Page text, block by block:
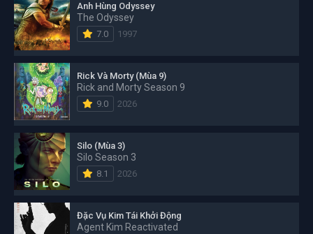
Anh Hùng Odyssey
The Odyssey
7.0 1997
Rick Và Morty (Mùa 9)
Rick and Morty Season 9
9.0 2026
Silo (Mùa 3)
Silo Season 3
8.1 2026
Đặc Vụ Kim Tái Khởi Động
Agent Kim Reactivated